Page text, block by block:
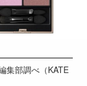
集部調べ（KATE